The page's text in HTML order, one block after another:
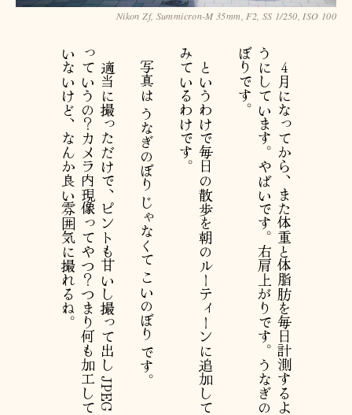
Nikon Zf, Summicron-M 35mm, F2, SS 1/250, ISO 100
４
月
に
な
っ
て
か
ら
、
ま
た
体
重
と
体
脂
肪
を
毎
日
計
測
す
る
よ
う
に
し
て
い
ま
す
。
や
ば
い
で
す
。
右
肩
上
が
り
で
す
。
う
な
ぎ
の
ぼ
り
で
す
。
と
い
う
わ
け
で
毎
日
の
散
歩
を
朝
の
ル
ー
テ
ィ
ー
ン
に
追
加
し
て
み
て
い
る
わ
け
で
す
。
写真は うなぎのぼり じゃなくて こいのぼり です。
適
当
に
撮
っ
た
だ
け
で
、
ピ
ン
ト
も
甘
い
し
撮
っ
て
出
し
J
P
E
G
っ
て
い
う
の
？
カ
メ
ラ
内
現
像
っ
て
や
つ
？
つ
ま
り
何
も
加
工
し
て
い
な
い
け
ど
、
な
ん
か
良
い
雰
囲
気
に
撮
れ
る
ね
。